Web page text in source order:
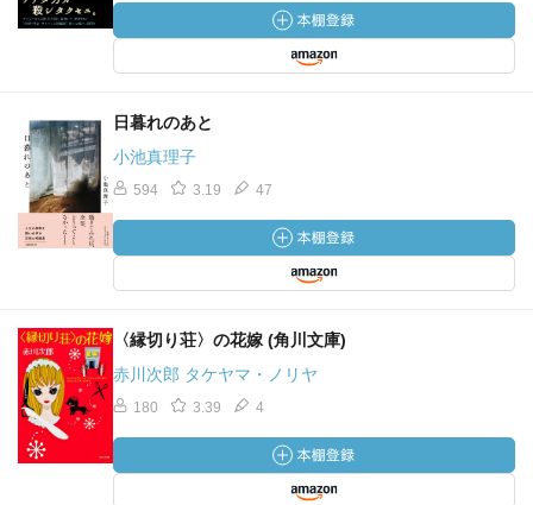
日暮れのあと
小池真理子
594 3.19 47
〈縁切り荘〉の花嫁 (角川文庫)
赤川次郎 タケヤマ・ノリヤ
180 3.39 4